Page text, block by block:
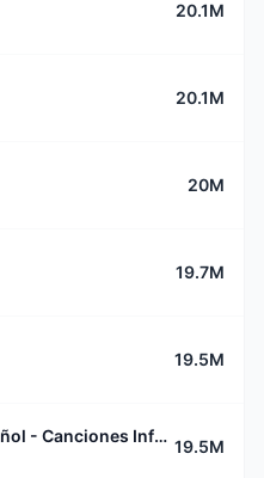
20.1M
20.1M
20M
19.7M
19.5M
Pinkfong en español - Canciones Infantiles
19.5M